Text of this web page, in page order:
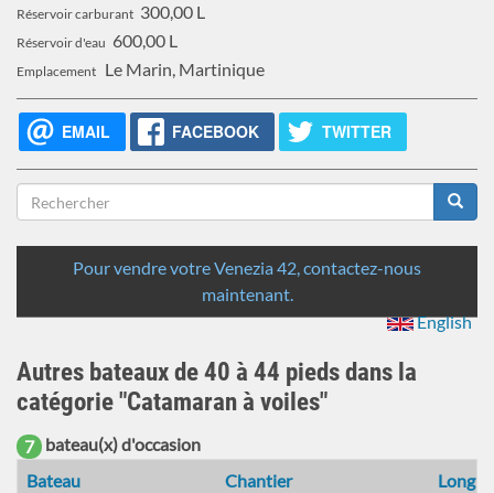
Réservoir carburant 300,00 L
Réservoir d'eau 600,00 L
Emplacement Le Marin, Martinique
EMAIL FACEBOOK TWITTER
Formulaire
de
recherchePour vendre votre Venezia 42, contactez-nous
maintenant.
English
Autres bateaux de 40 à 44 pieds dans la
catégorie "Catamaran à voiles"
7 bateau(x) d'occasion
Bateau
Chantier